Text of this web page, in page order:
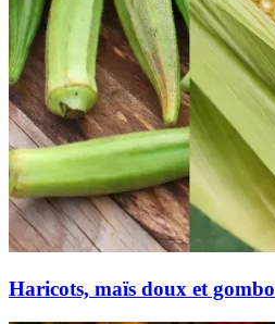
Haricots, maïs doux et gombo